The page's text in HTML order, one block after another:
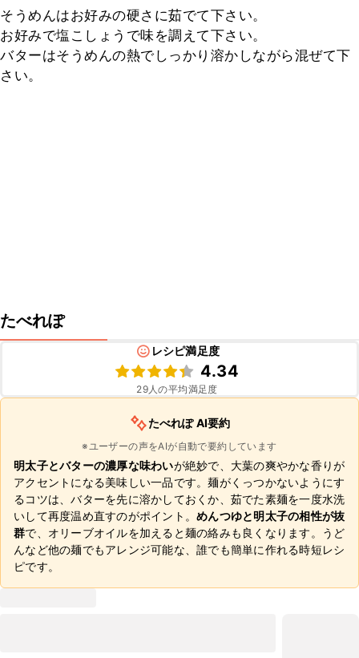
そうめんはお好みの硬さに茹でて下さい。
お好みで塩こしょうで味を調えて下さい。
バターはそうめんの熱でしっかり溶かしながら混ぜて下
さい。
たべれぽ
レシピ満足度
4.34
29人の平均満足度
たべれぽ AI要約
※ユーザーの声をAIが自動で要約しています
明太子とバターの濃厚な味わいが絶妙で、大葉の爽やかな香りが
アクセントになる美味しい一品です。麺がくっつかないようにす
るコツは、バターを先に溶かしておくか、茹でた素麺を一度水洗
いして再度温め直すのがポイント。 めんつゆと明太子の相性が抜
群で、オリーブオイルを加えると麺の絡みも良くなります。うど
んなど他の麺でもアレンジ可能な、誰でも簡単に作れる時短レシ
ピです。